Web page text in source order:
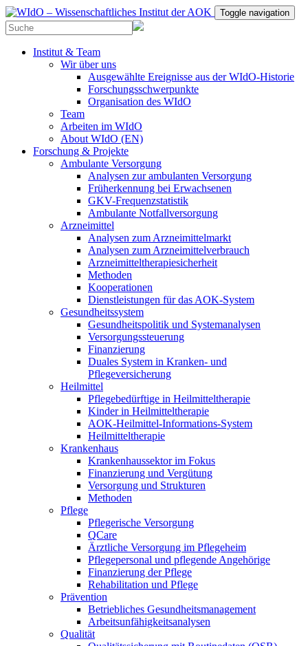
Toggle navigation
Institut & Team
Wir über uns
Ausgewählte Ereignisse aus der WIdO-Historie
Forschungsschwerpunkte
Organisation des WIdO
Team
Arbeiten im WIdO
About WIdO (EN)
Forschung & Projekte
Ambulante Versorgung
Analysen zur ambulanten Versorgung
Früherkennung bei Erwachsenen
GKV-Frequenzstatistik
Ambulante Notfallversorgung
Arzneimittel
Analysen zum Arzneimittelmarkt
Analysen zum Arzneimittelverbrauch
Arzneimitteltherapiesicherheit
Methoden
Kooperationen
Dienstleistungen für das AOK-System
Gesundheitssystem
Gesundheitspolitik und Systemanalysen
Versorgungssteuerung
Finanzierung
Duales System in Kranken- und
Pflegeversicherung
Heilmittel
Pflegebedürftige in Heilmitteltherapie
Kinder in Heilmitteltherapie
AOK-Heilmittel-Informations-System
Heilmitteltherapie
Krankenhaus
Krankenhaussektor im Fokus
Finanzierung und Vergütung
Versorgung und Strukturen
Methoden
Pflege
Pflegerische Versorgung
QCare
Ärztliche Versorgung im Pflegeheim
Pflegepersonal und pflegende Angehörige
Finanzierung der Pflege
Rehabilitation und Pflege
Prävention
Betriebliches Gesundheitsmanagement
Arbeitsunfähigkeitsanalysen
Qualität